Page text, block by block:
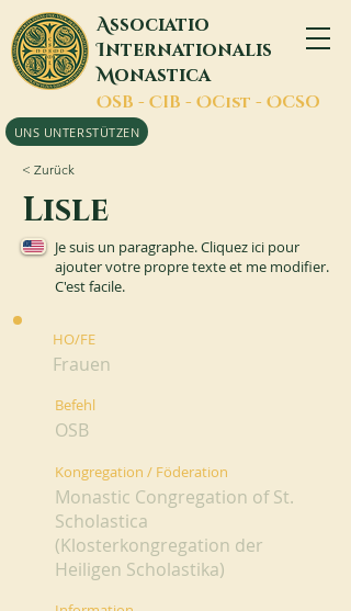
Associatio
Internationalis
Monastica
OSB - CIB - OCist - OCSO
UNS UNTERSTÜTZEN
< Zurück
Lisle
Je suis un paragraphe. Cliquez ici pour
ajouter votre propre texte et me modifier.
C'est facile.
HO/FE
Frauen
Befehl
OSB
Kongregation / Föderation
Monastic Congregation of St.
Scholastica
(Klosterkongregation der
Heiligen Scholastika)